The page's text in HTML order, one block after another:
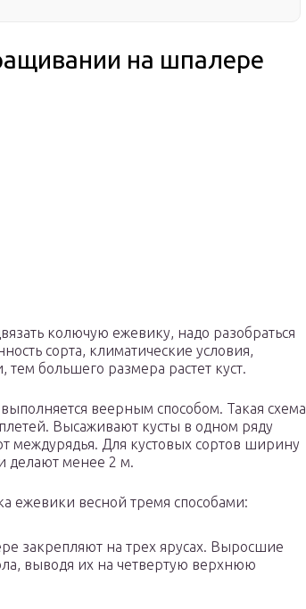
на шпалере
колючую ежевику, надо разобраться
сорта, климатические условия,
тем большего размера растет куст.
веерным способом. Такая схема
Высаживают кусты в одном ряду
междурядья. Для кустовых сортов ширину
делают менее 2 м.
ежевики весной тремя способами:
закрепляют на трех ярусах. Выросшие
выводя их на четвертую верхнюю